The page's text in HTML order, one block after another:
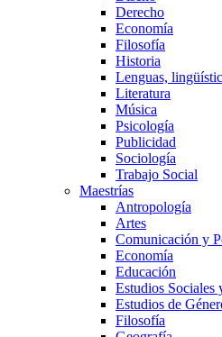
Derecho
Economía
Filosofía
Historia
Lenguas,
Literatura
Música
Psicología
Publicidad
Sociología
Trabajo Social
Maestrías
Antropología
Artes
Comunicación y
Economía
Educación
Estudios Sociales
Estudios de
Filosofía